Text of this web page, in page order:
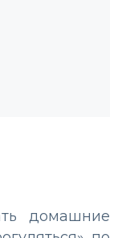
домашние